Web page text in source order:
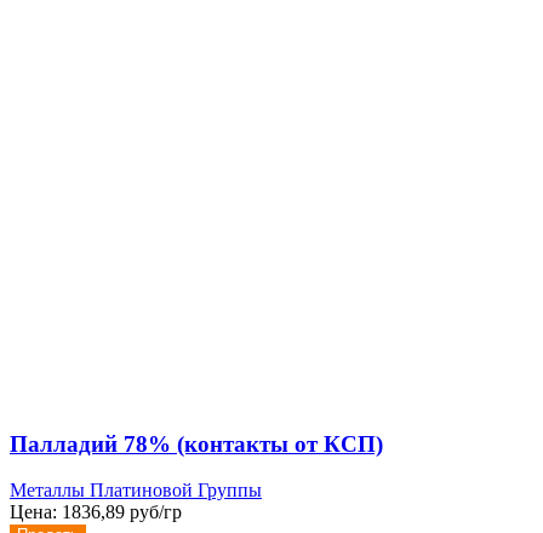
Палладий 78% (контакты от КСП)
Металлы Платиновой Группы
Цена: 1836,89 руб/гр